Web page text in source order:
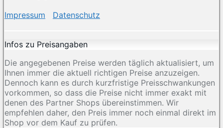
Impressum Datenschutz
Infos zu Preisangaben
Die angegebenen Preise werden täglich aktualisiert, um
Ihnen immer die aktuell richtigen Preise anzuzeigen.
Dennoch kann es durch kurzfristige Preisschwankungen
vorkommen, so dass die Preise nicht immer exakt mit
denen des Partner Shops übereinstimmen. Wir
empfehlen daher, den Preis immer noch einmal direkt im
Shop vor dem Kauf zu prüfen.